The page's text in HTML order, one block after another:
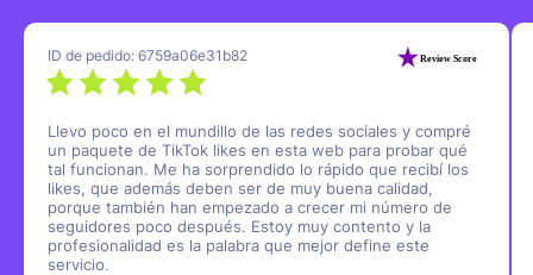
ID de pedido: 6759a06e31b82
Llevo poco en el mundillo de las redes sociales y compré
un paquete de TikTok likes en esta web para probar qué
tal funcionan. Me ha sorprendido lo rápido que recibí los
likes, que además deben ser de muy buena calidad,
porque también han empezado a crecer mi número de
seguidores poco después. Estoy muy contento y la
profesionalidad es la palabra que mejor define este
servicio.